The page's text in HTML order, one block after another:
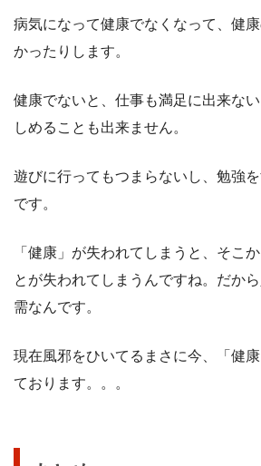
病気になって健康でなくなって、健
かったりします。
健康でないと、仕事も満足に出来な
しめることも出来ません。
遊びに行ってもつまらないし、勉強
です。
「健康」が失われてしまうと、そこ
とが失われてしまうんですね。だか
需なんです。
現在風邪をひいてるまさに今、「健
ております。。。